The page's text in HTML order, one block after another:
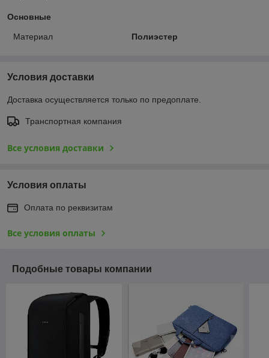
Основные
Материал Полиэстер
Условия доставки
Доставка осуществляется только по предоплате.
Транспортная компания
Все условия доставки
Условия оплаты
Оплата по реквизитам
Все условия оплаты
Подобные товары компании